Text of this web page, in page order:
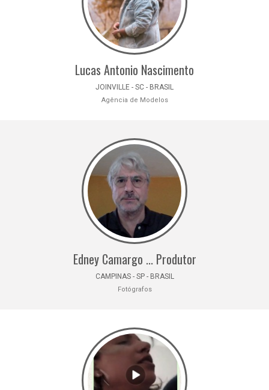
Lucas Antonio Nascimento
JOINVILLE - SC - BRASIL
Agência de Modelos
Edney Camargo ... Produtor
CAMPINAS - SP - BRASIL
Fotógrafos